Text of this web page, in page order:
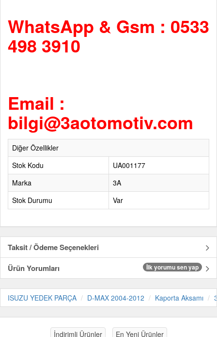
WhatsApp & Gsm : 0533
498 3910
Email :
bilgi@3aotomotiv.com
Diğer Özellikler
Stok Kodu
UA001177
Marka
3A
Stok Durumu
Var
Taksit / Ödeme Seçenekleri
Ürün Yorumları
İlk yorumu sen yap
ISUZU YEDEK PARÇA D-MAX 2004-2012 Kaporta Aksamı
İndirimli Ürünler En Yeni Ürünler